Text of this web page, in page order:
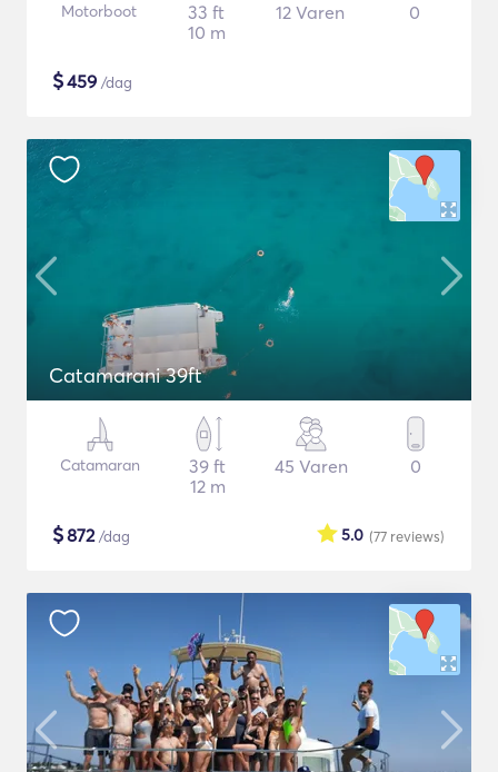
Motorboot
33 ft
10 m
12 Varen 0
$459 /dag
Catamarani 39ft
Catamaran
39 ft
12 m
45 Varen 0
$872/dag (77 reviews)
5.0